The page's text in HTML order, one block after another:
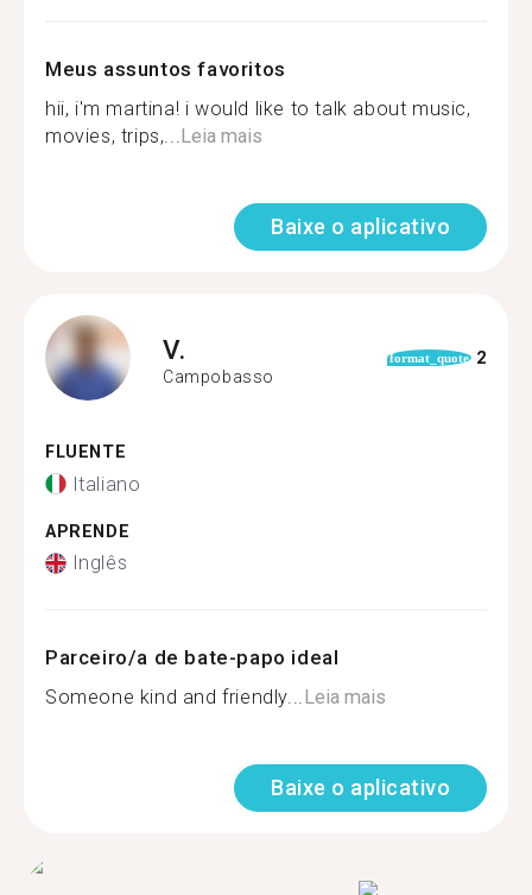
Meus assuntos favoritos
hii, i'm martina! i would like to talk about music,
movies, trips,...Leia mais
Baixe o aplicativo
V.
Campobasso
format_quote 2
FLUENTE
Italiano
APRENDE
Inglês
Parceiro/a de bate-papo ideal
Someone kind and friendly...Leia mais
Baixe o aplicativo